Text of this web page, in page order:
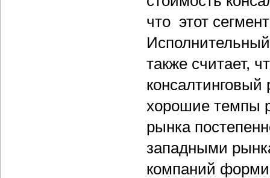
что этот
также считает,
консалтинговый
хорошие темпы
рынка
западными
компаний